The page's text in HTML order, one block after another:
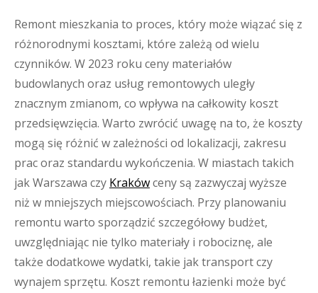
Remont mieszkania to proces, który może wiązać się z
różnorodnymi kosztami, które zależą od wielu
czynników. W 2023 roku ceny materiałów
budowlanych oraz usług remontowych uległy
znacznym zmianom, co wpływa na całkowity koszt
przedsięwzięcia. Warto zwrócić uwagę na to, że koszty
mogą się różnić w zależności od lokalizacji, zakresu
prac oraz standardu wykończenia. W miastach takich
jak Warszawa czy Krakówceny są zazwyczaj wyższe
niż w mniejszych miejscowościach. Przy planowaniu
remontu warto sporządzić szczegółowy budżet,
uwzględniając nie tylko materiały i robociznę, ale
także dodatkowe wydatki, takie jak transport czy
wynajem sprzętu. Koszt remontu łazienki może być